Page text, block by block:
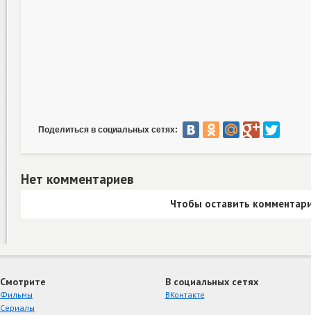
Поделиться в социальных сетях:
Нет комментариев
Чтобы оставить
Смотрите
Фильмы
Сериалы
В социальных сетях
ВКонтакте